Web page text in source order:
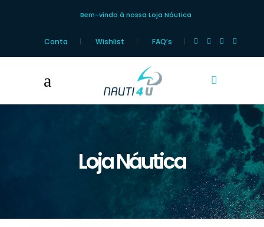
Bem-vindo à nossa Loja Náutica
Conta Wishlist FAQ’s
Loja Náutica